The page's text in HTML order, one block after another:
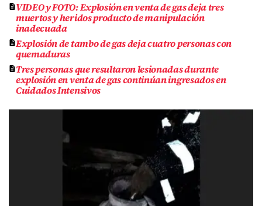
VIDEO y FOTO: Explosión en venta de gas deja tres
muertos y heridos producto de manipulación
inadecuada
Explosión de tambo de gas deja cuatro personas con
quemaduras
Tres personas que resultaron lesionadas durante
explosión en venta de gas continúan ingresados en
Cuidados Intensivos